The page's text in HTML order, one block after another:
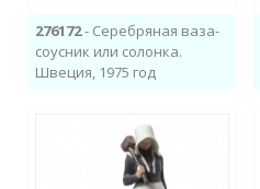
276172- Серебряная ваза-
соусник или солонка.
Швеция, 1975 год